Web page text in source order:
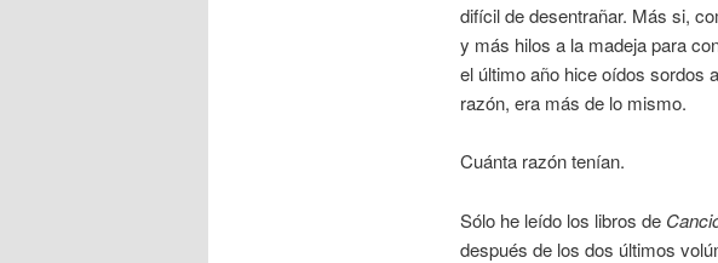
difícil de desentrañar. Más si,
y más hilos a la madeja para
el último año hice oídos sordos
razón, era más de lo mismo.
Cuánta razón tenían.
Sólo he leído los libros de
después de los dos últimos